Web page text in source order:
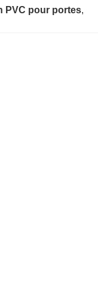
PVC pour portes